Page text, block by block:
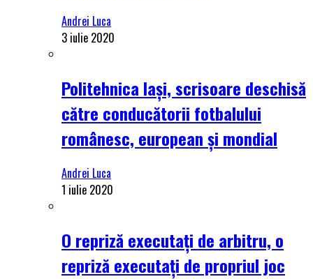
Andrei Luca
3 iulie 2020
Politehnica Iași, scrisoare deschisă
către conducătorii fotbalului
românesc, european și mondial
Andrei Luca
1 iulie 2020
O repriză executați de arbitru, o
repriză executați de propriul joc